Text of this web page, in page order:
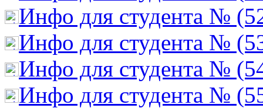
Инфо для студента №
Инфо для студента №
Инфо для студента №
Инфо для студента №